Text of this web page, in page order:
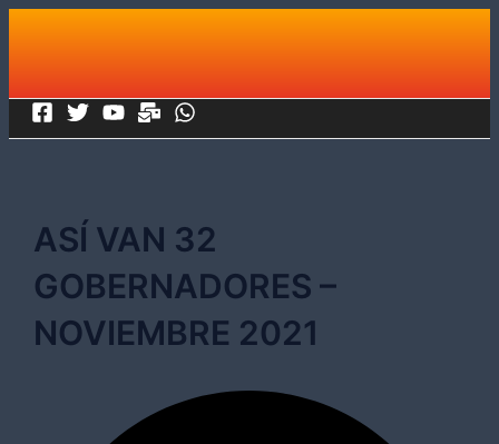
Ir
ASÍ VAN 32
GOBERNADORES –
NOVIEMBRE 2021